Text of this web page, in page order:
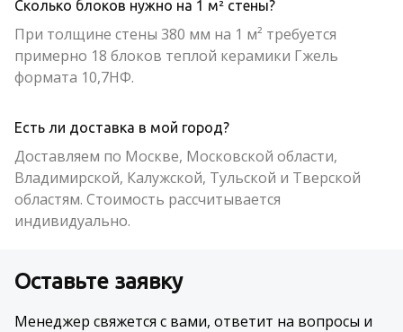
Сколько блоков нужно на 1 м² стены?
При толщине стены 380 мм на 1 м² требуется
примерно 18 блоков теплой керамики Гжель
формата 10,7НФ.
Есть ли доставка в мой город?
Доставляем по Москве, Московской области,
Владимирской, Калужской, Тульской и Тверской
областям. Стоимость рассчитывается
индивидуально.
Оставьте заявку
Менеджер свяжется с вами, ответит на вопросы и